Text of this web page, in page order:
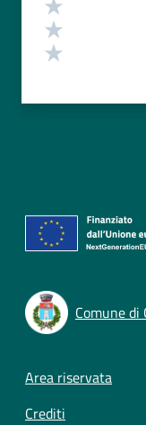
Comune di
Footer
Area riservata
Crediti